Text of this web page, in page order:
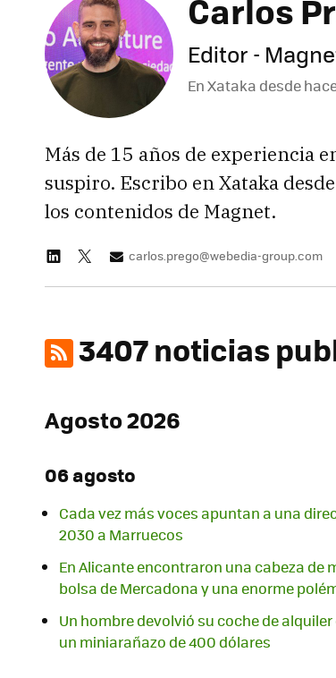
Carlos
Editor -
En Xataka desde
Más de 15 años de experiencia
suspiro. Escribo en Xataka
los contenidos de Magnet.
carlos.prego@webedia-group.com
3407 noticias
Agosto 2026
06 agosto
Cada vez más voces apuntan a una
2030 a Marruecos
En Alicante encontraron una cabeza de
bolsa de Mercadona y una enorme
Un hombre devolvió su coche de
un miniarañazo de 400 dólares